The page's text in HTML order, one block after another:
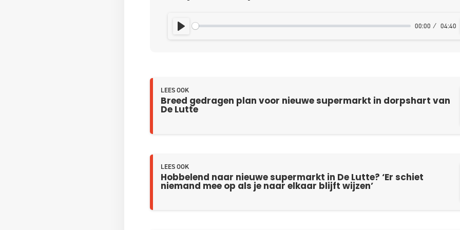
PLAY 00:00 04:40
LEES OOK
Breed gedragen plan voor nieuwe supermarkt in dorpshart van
De Lutte
LEES OOK
Hobbelend naar nieuwe supermarkt in De Lutte? ‘Er schiet
niemand mee op als je naar elkaar blijft wijzen’